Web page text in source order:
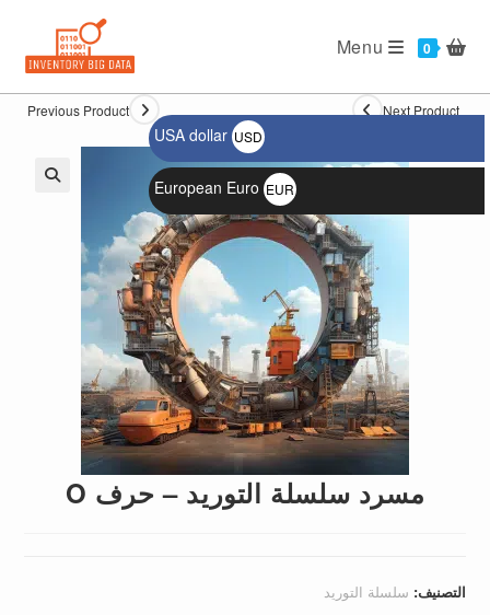
0
Menu
Previous Product Next Product
مسرد سلسلة التوريد – حرف O
التصنيف: سلسلة التوريد
USD
$
EUR
€